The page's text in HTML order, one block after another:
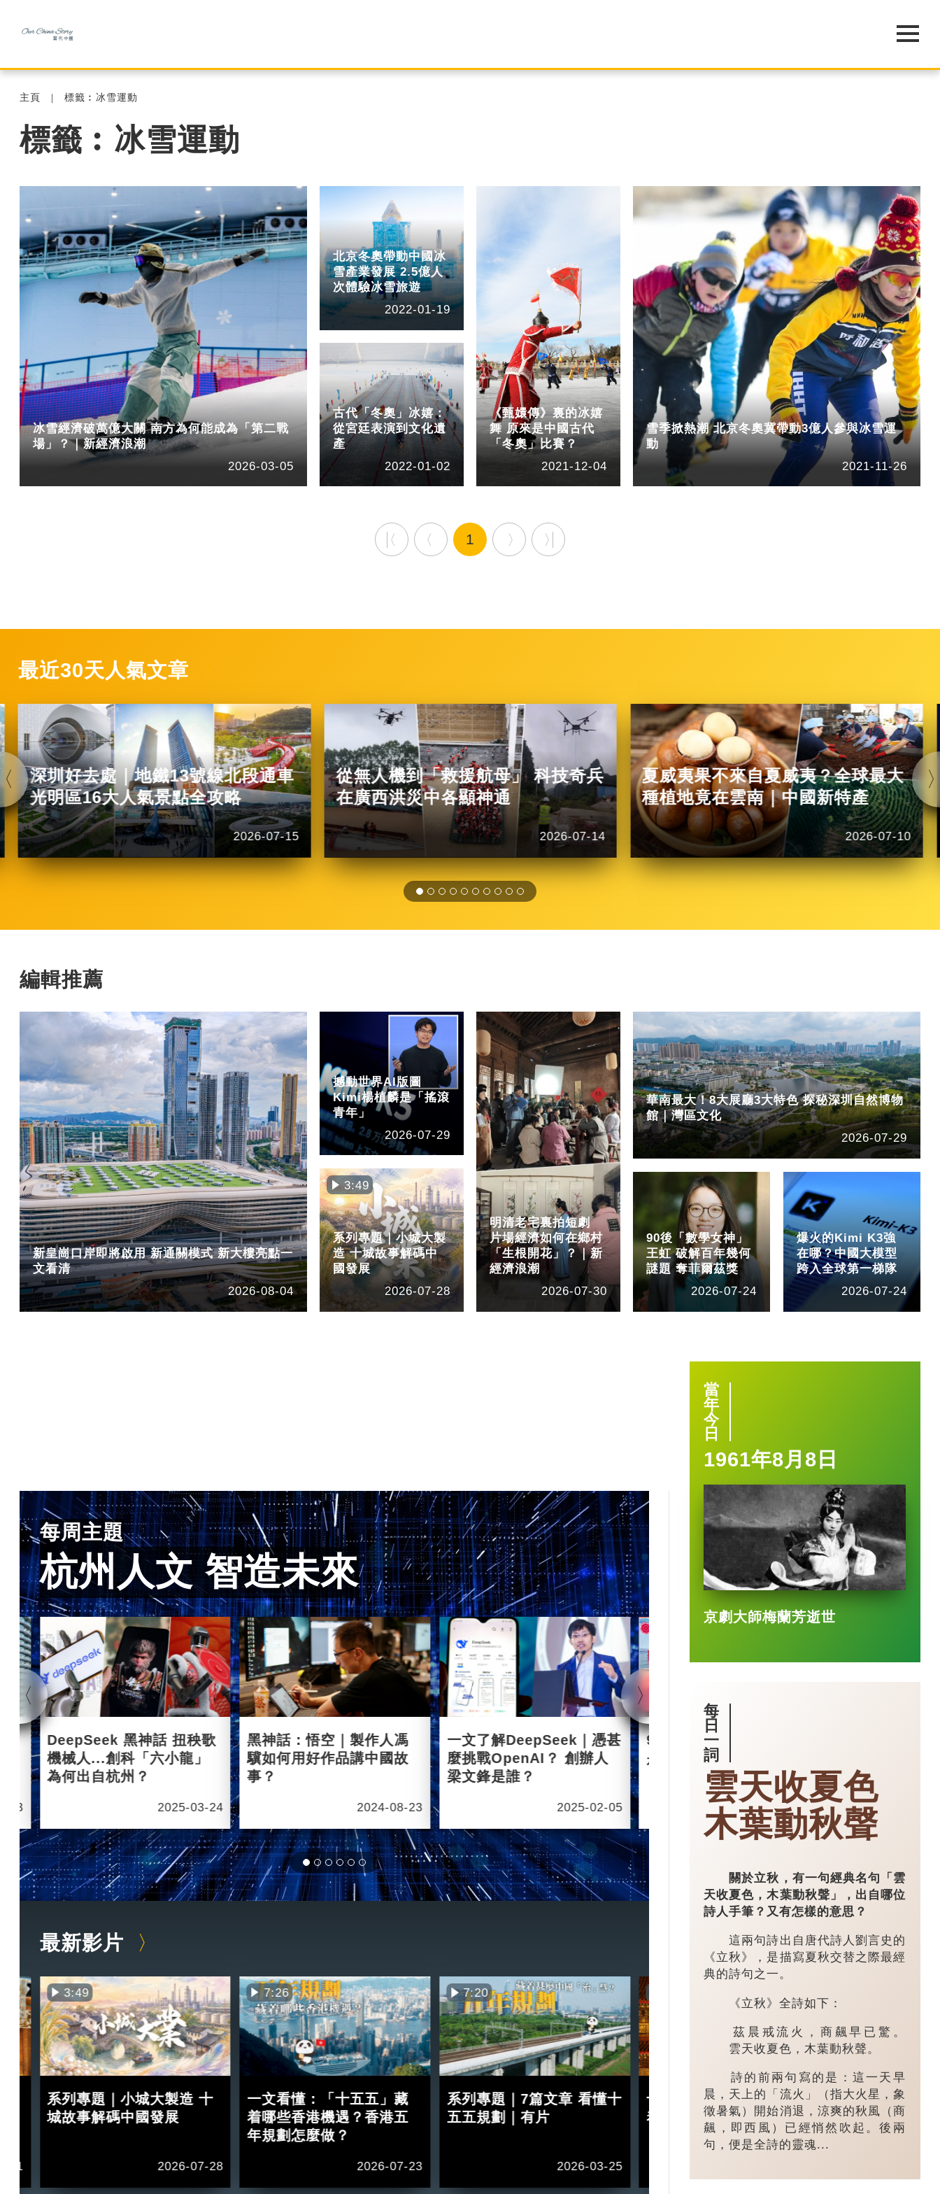
主頁 標籤︰冰雪運動
標籤︰冰雪運動
冰雪經濟破萬億大關 南方為何能成為「第二戰
場」？｜新經濟浪潮
2026-03-05
北京冬奧帶動中國冰
雪產業發展 2.5億人
次體驗冰雪旅遊
2022-01-19
古代「冬奧」冰嬉：
從宮廷表演到文化遺
產
2022-01-02
《甄嬛傳》裏的冰嬉
舞 原來是中國古代
「冬奧」比賽？
2021-12-04
雪季掀熱潮 北京冬奧冀帶動3億人參與冰雪運
動
2021-11-26
1
最近30天人氣文章
深圳好去處｜地鐵13號線北段通車
光明區16大人氣景點全攻略
2026-07-15
從無人機到「救援航母」 科技奇兵
在廣西洪災中各顯神通
2026-07-14
夏威夷果不來自夏威夷？全球最大
種植地竟在雲南｜中國新特產
2026-07-10
編輯推薦
新皇崗口岸即將啟用 新通關模式 新大樓亮點一
文看清
2026-08-04
撼動世界AI版圖
Kimi楊植麟是「搖滾
青年」
2026-07-29
3:49
系列專題｜小城大製
造 十城故事解碼中
國發展
2026-07-28
明清老宅裏拍短劇
片場經濟如何在鄉村
「生根開花」？｜新
經濟浪潮
2026-07-30
華南最大！8大展廳3大特色 探秘深圳自然博物
館｜灣區文化
2026-07-29
90後「數學女神」
王虹 破解百年幾何
謎題 奪菲爾茲獎
2026-07-24
爆火的Kimi K3強
在哪？中國大模型
跨入全球第一梯隊
2026-07-24
每周主題
杭州人文 智造未來
03
DeepSeek 黑神話 扭秧歌
機械人...創科「六小龍」
為何出自杭州？
2025-03-24
黑神話：悟空｜製作人馮
驥如何用好作品講中國故
事？
2024-08-23
一文了解DeepSeek｜憑甚
麼挑戰OpenAI？ 創辦人
梁文鋒是誰？
2025-02-05
90後王興興 「英語學渣」
是機械人天才
2025-03-17
最新影片
11
3:49
系列專題｜小城大製造 十
城故事解碼中國發展
2026-07-28
7:26
一文看懂：「十五五」藏
着哪些香港機遇？香港五
年規劃怎麼做？
2026-07-23
7:20
系列專題｜7篇文章 看懂十
五五規劃｜有片
2026-03-25
十五五規劃｜五年規劃 藏
着甚麼中國「治」慧？
小城大業｜浙
鎮：一粒珍珠
億璀璨王國？
當
年
今
日
1961年8月8日
京劇大師梅蘭芳逝世
每
日
一
詞
雲天收夏色
木葉動秋聲
關於立秋，有一句經典名句「雲
天收夏色，木葉動秋聲」，出自哪位
詩人手筆？又有怎樣的意思？
這兩句詩出自唐代詩人劉言史的
《立秋》，是描寫夏秋交替之際最經
典的詩句之一。
《立秋》全詩如下：
茲晨戒流火，商飆早已驚。
雲天收夏色，木葉動秋聲。
詩的前兩句寫的是：這一天早
晨，天上的「流火」（指大火星，象
徵暑氣）開始消退，涼爽的秋風（商
飆，即西風）已經悄然吹起。後兩
句，便是全詩的靈魂...